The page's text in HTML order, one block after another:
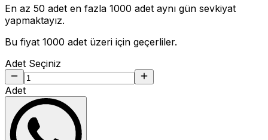
En az 50 adet en fazla 1000 adet aynı gün sevkiyat
yapmaktayız.
Bu fiyat 1000 adet üzeri için geçerliler.
Adet Seçiniz
Adet